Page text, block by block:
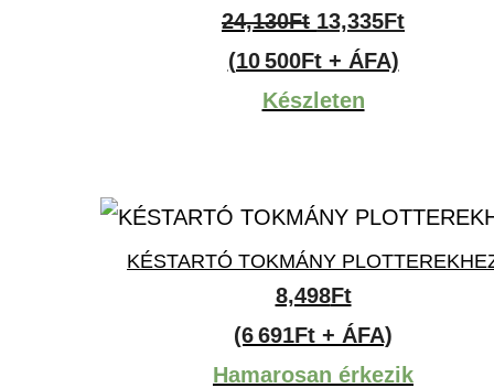
24,130Ft Original
price
was:
13,335FtCurrent
(10 500Ft + ÁFA)
Készleten
KÉSTARTÓ TOKMÁNY
8,498Ft
(6 691Ft + ÁFA)
Hamarosan érkezik